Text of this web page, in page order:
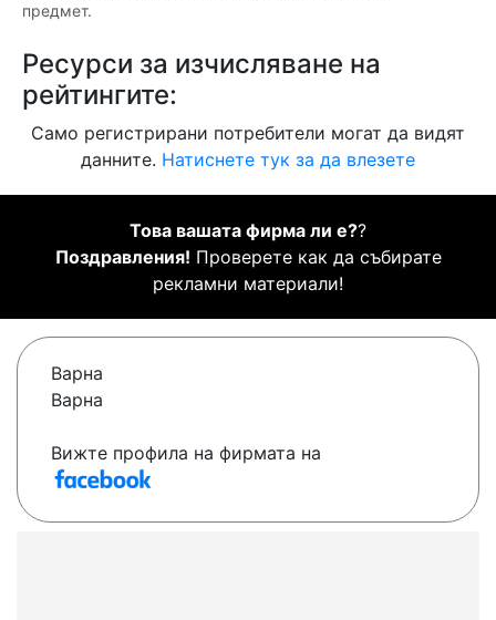
предмет.
Ресурси за изчисляване на
рейтингите:
Само регистрирани потребители могат да видят
данните. Натиснете тук за да влезете
Това вашата фирма ли е??
Поздравления! Проверете как да събирате
рекламни материали!
Варна
Варна
Вижте профила на фирмата на